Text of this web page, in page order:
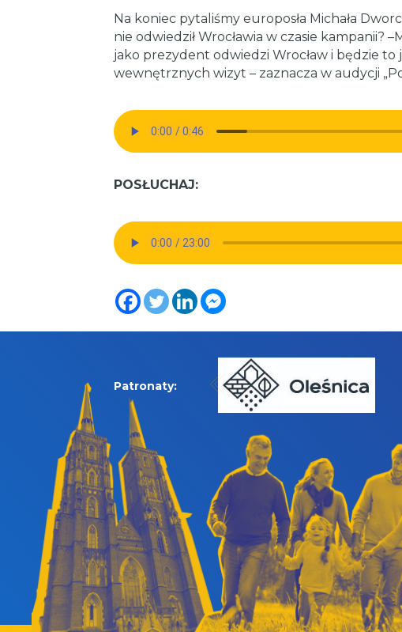
Na koniec pytaliśmy europosła Michała
nie odwiedził Wrocławia w czasie kampanii?
jako prezydent odwiedzi Wrocław i będzie to
wewnętrznych wizyt – zaznacza w audycji
POSŁUCHAJ:
Patronaty: